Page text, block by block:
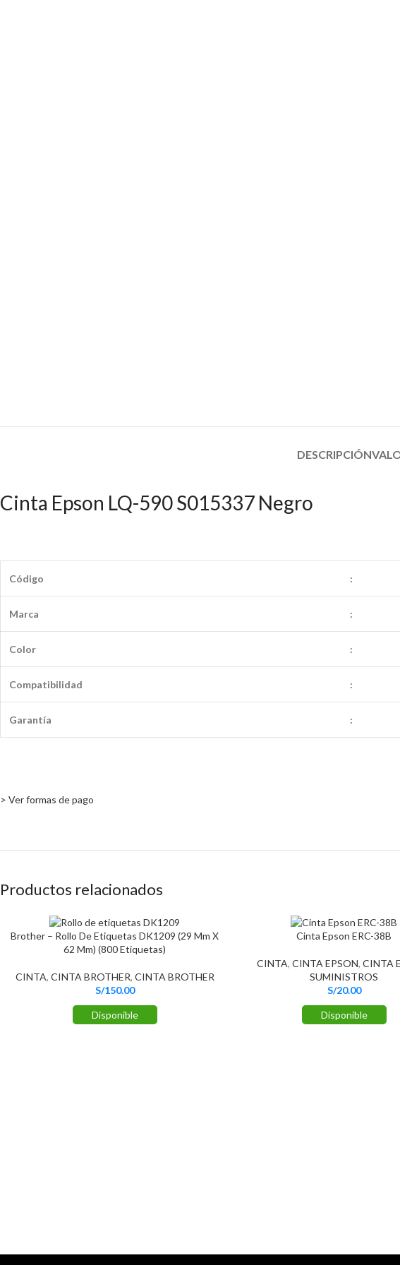
DESCRIPCIÓN
Cinta Epson LQ-590 S015337 Negro
Código :
Marca :
Color :
Compatibilidad :
Garantía :
> Ver formas de pago
Productos relacionados
Brother – Rollo De Etiquetas DK1209 (29 Mm X
62 Mm) (800 Etiquetas)
CINTA, CINTA BROTHER, CINTA BROTHER
S/150.00
Disponible
Cinta Epson ERC-38B
CINTA, CINTA EPSON, CINTA
SUMINISTROS
S/20.00
Disponible